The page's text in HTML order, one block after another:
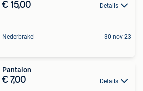
€ 15,00 Details
Nederbrakel 30 nov 23
Pantalon
€ 7,00 Details